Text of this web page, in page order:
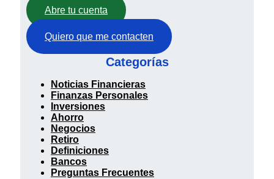
Abre tu cuenta
Quiero que me contacten
Categorías
Noticias Financieras
Finanzas Personales
Inversiones
Ahorro
Negocios
Retiro
Definiciones
Bancos
Preguntas Frecuentes